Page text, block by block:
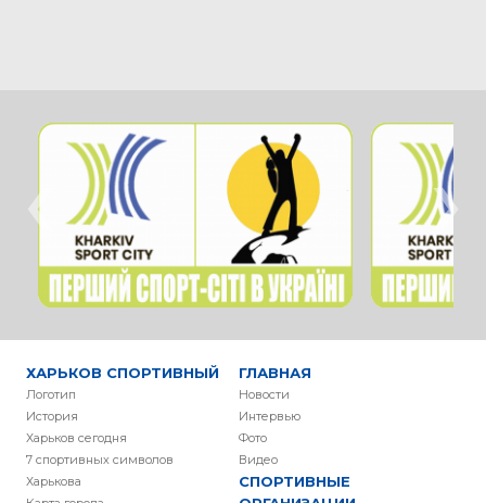
‹ ›
ХАРЬКОВ СПОРТИВНЫЙ
Логотип
История
Харьков сегодня
7 спортивных символов
Харькова
ГЛАВНАЯ
Новости
Интервью
Фото
Видео
СПОРТИВНЫЕ